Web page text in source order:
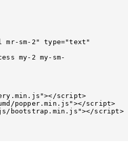
script>
popper.min.js"></script>
bootstrap.min.js"></script>